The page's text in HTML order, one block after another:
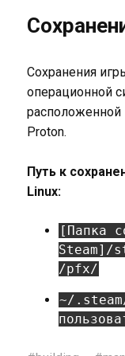
Сохранения
операционной
расположенной
Proton.
Путь к
Linux:
[Папка
Steam]/
/pfx/
~/